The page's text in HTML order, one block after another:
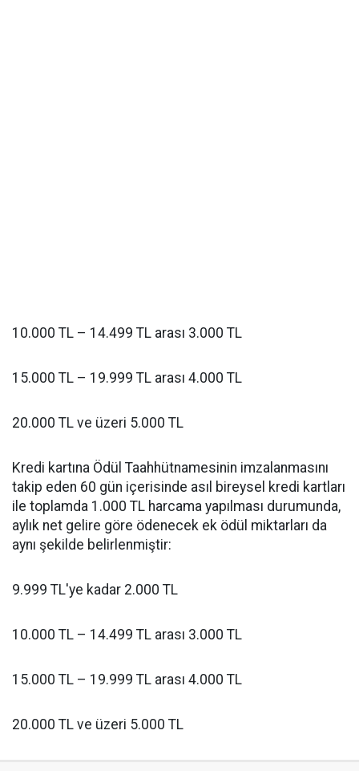
10.000 TL – 14.499 TL arası 3.000 TL
15.000 TL – 19.999 TL arası 4.000 TL
20.000 TL ve üzeri 5.000 TL
Kredi kartına Ödül Taahhütnamesinin imzalanmasını
takip eden 60 gün içerisinde asıl bireysel kredi kartları
ile toplamda 1.000 TL harcama yapılması durumunda,
aylık net gelire göre ödenecek ek ödül miktarları da
aynı şekilde belirlenmiştir:
9.999 TL'ye kadar 2.000 TL
10.000 TL – 14.499 TL arası 3.000 TL
15.000 TL – 19.999 TL arası 4.000 TL
20.000 TL ve üzeri 5.000 TL